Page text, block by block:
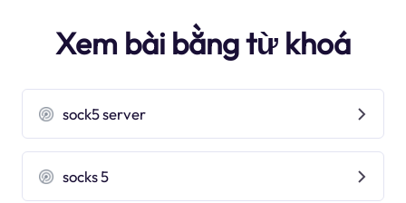
Xem bài bằng từ khoá
sock5 server
socks 5